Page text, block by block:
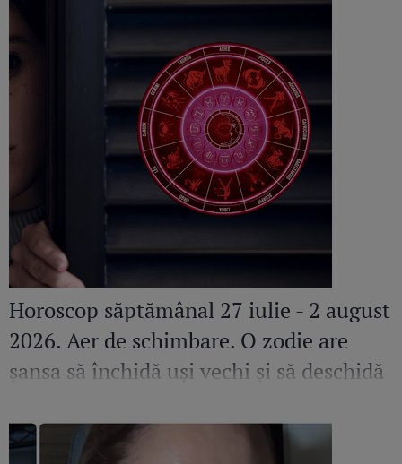
Horoscop săptămânal 27 iulie - 2 august
2026. Aer de schimbare. O zodie are
șansa să închidă uși vechi și să deschidă